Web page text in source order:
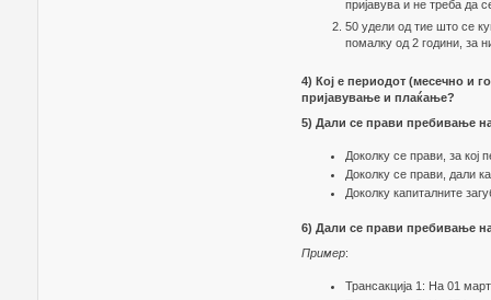
пријавува и не треба да
50 удели од тие што се
помалку од 2 години, за
4) Кој е периодот (месечно и
пријавување и плаќање?
5) Дали се прави пребивање
Доколку се прави, за
Доколку се прави, дали
Доколку капиталните
6) Дали се прави пребивање
Пример:
Трансакција 1: На 01